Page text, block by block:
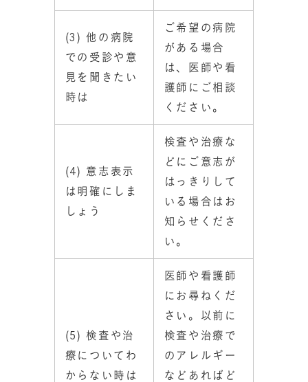
(3) 他の病院
での受診や意
見を聞きたい
時は
ご希望の病院
がある場合
は、医師や看
護師にご相談
ください。
(4) 意志表示
は明確にしま
しょう
検査や治療な
どにご意志が
はっきりして
いる場合はお
知らせくださ
い。
(5) 検査や治
療についてわ
からない時は
医師や看護師
にお尋ねくだ
さい。以前に
検査や治療で
のアレルギー
などあればど